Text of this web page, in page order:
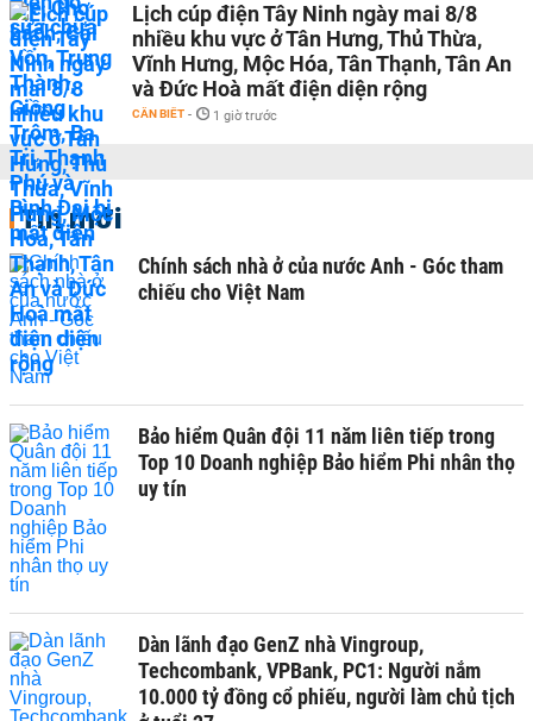
Lịch cúp điện Tây Ninh ngày mai 8/8
nhiều khu vực ở Tân Hưng, Thủ Thừa,
Vĩnh Hưng, Mộc Hóa, Tân Thạnh, Tân An
và Đức Hoà mất điện diện rộng
CẦN BIẾT - 1 giờ trước
Tin mới
Chính sách nhà ở của nước Anh - Góc tham
chiếu cho Việt Nam
Bảo hiểm Quân đội 11 năm liên tiếp trong
Top 10 Doanh nghiệp Bảo hiểm Phi nhân thọ
uy tín
Dàn lãnh đạo GenZ nhà Vingroup,
Techcombank, VPBank, PC1: Người nắm
10.000 tỷ đồng cổ phiếu, người làm chủ tịch